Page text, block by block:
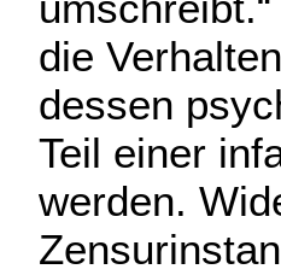
die
dessen
Teil einer
werden.